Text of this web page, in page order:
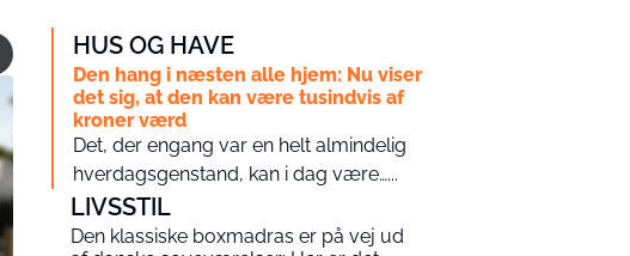
HUS OG HAVE
Den hang i næsten alle hjem: Nu viser
det sig, at den kan være tusindvis af
kroner værd
Det, der engang var en helt almindelig
hverdagsgenstand, kan i dag være…...
LIVSSTIL
Den klassiske boxmadras er på vej ud